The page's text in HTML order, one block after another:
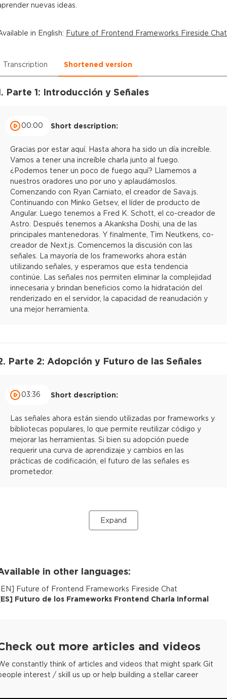
nuevas ideas.
in English: Future of Frontend Frameworks Fireside Chat
Transcription Shortened version
Parte 1: Introducción y Señales
00:00 Short description:
Gracias por estar aquí. Hasta ahora ha sido un día increíble.
Vamos a tener una increíble charla junto al fuego.
¿Podemos tener un poco de fuego aquí? Llamemos a
nuestros oradores uno por uno y aplaudámoslos.
Comenzando con Ryan Carniato, el creador de Sava.js.
Continuando con Minko Getsev, el líder de producto de
Angular. Luego tenemos a Fred K. Schott, el co-creador de
Astro. Después tenemos a Akanksha Doshi, una de las
principales mantenedoras. Y finalmente, Tim Neutkens, co-
creador de Next.js. Comencemos la discusión con las
señales. La mayoría de los frameworks ahora están
utilizando señales, y esperamos que esta tendencia
continúe. Las señales nos permiten eliminar la complejidad
innecesaria y brindan beneficios como la hidratación del
renderizado en el servidor, la capacidad de reanudación y
una mejor herramienta.
Parte 2: Adopción y Futuro de las Señales
03:36 Short description:
Las señales ahora están siendo utilizadas por frameworks y
bibliotecas populares, lo que permite reutilizar código y
mejorar las herramientas. Si bien su adopción puede
requerir una curva de aprendizaje y cambios en las
prácticas de codificación, el futuro de las señales es
prometedor.
Expand
in other languages:
EN] Future of Frontend Frameworks Fireside Chat
ES] Futuro de los Frameworks Frontend Charla Informal
out more articles and videos
constantly think of articles and videos that might spark Git
interest / skill us up or help building a stellar career